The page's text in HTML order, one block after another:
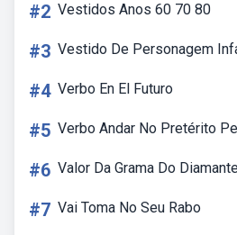
#2 Vestidos Anos 60 70 80
#3 Vestido De Personagem
#4 Verbo En El Futuro
#5 Verbo Andar No Pretérito
#6 Valor Da Grama Do
#7 Vai Toma No Seu Rabo